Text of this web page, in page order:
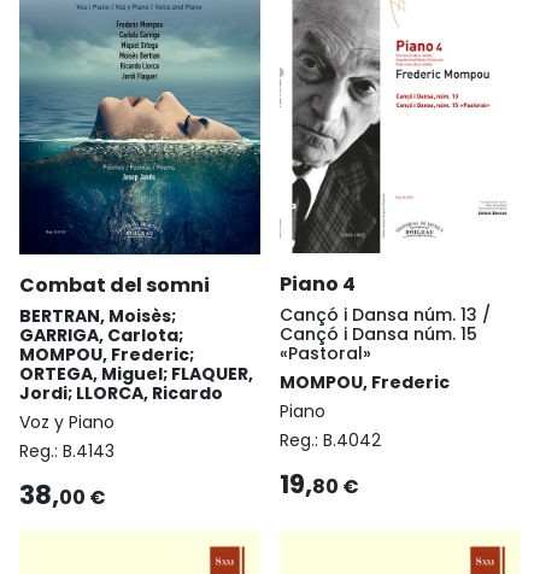
Combat del somni
BERTRAN, Moisès;
GARRIGA, Carlota;
MOMPOU, Frederic;
ORTEGA, Miguel; FLAQUER,
Jordi; LLORCA, Ricardo
Voz y Piano
Reg.: B.4143
38,00 €
Piano 4
Cançó i Dansa núm. 13 /
Cançó i Dansa núm. 15
«Pastoral»
MOMPOU, Frederic
Piano
Reg.: B.4042
19,80 €